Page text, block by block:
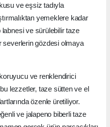
ve eşsiz tadıyla
yemeklere kadar
labnesi ve sürülebilir taze
severlerin gözdesi olmaya
ve renklendirici
lezzetler, taze sütten ve el
özenle üretiliyor.
ve jalapeno biberli taze